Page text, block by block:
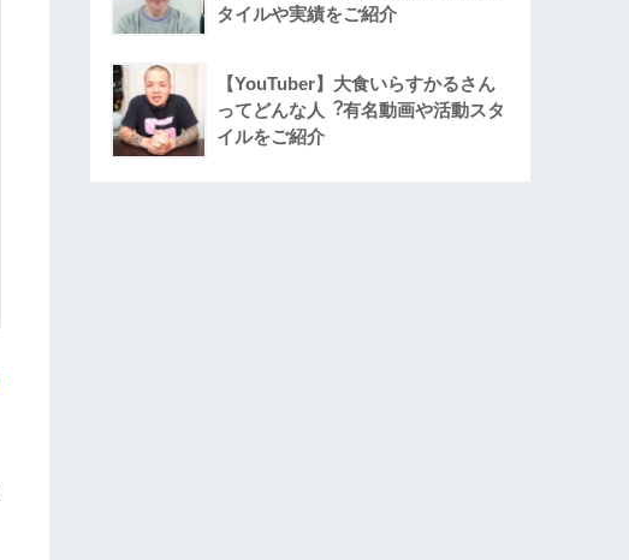
タイルや実績をご紹介
【YouTuber】大食いらすかるさん
ってどんな⼈︖有名動画や活動スタ
イルをご紹介